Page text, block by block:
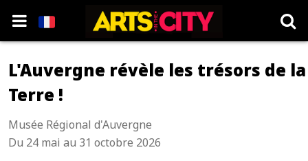
L'Auvergne révèle les trésors de la
Terre !
Musée Régional d'Auvergne
Du 24 mai au 31 octobre 2026